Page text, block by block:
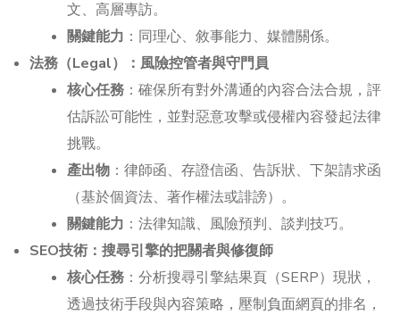
文、高層專訪。
關鍵能力 ：同理心、敘事能力、媒體關係。
法務（Legal）：風險控管者與守門員
核心任務 ：確保所有對外溝通的內容合法合規，評
估訴訟可能性，並對惡意攻擊或侵權內容發起法律
挑戰。
產出物 ：律師函、存證信函、告訴狀、下架請求函
（基於個資法、著作權法或誹謗）。
關鍵能力 ：法律知識、風險預判、談判技巧。
SEO技術：搜尋引擎的把關者與修復師
核心任務 ：分析搜尋引擎結果頁（SERP）現狀，
透過技術手段與內容策略，壓制負面網頁的排名，